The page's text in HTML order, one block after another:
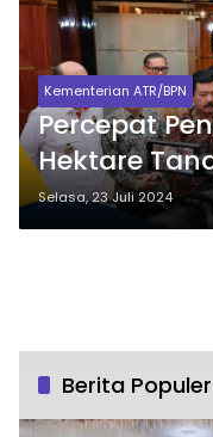
Kementerian ATR/BPN
Percepat
Hektare
AHY:
dan
Selasa, 23 Juli 2024
Berita Populer